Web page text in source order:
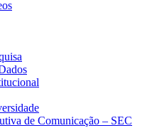
de Comunicação – SEC